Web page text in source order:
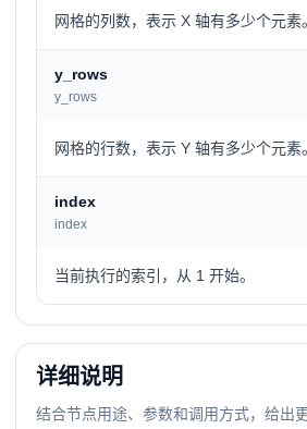
网格的列数，表示 X 轴有多少个元素。
y_rows
y_rows
网格的行数，表示 Y 轴有多少个元素。
index
index
当前执行的索引，从 1 开始。
详细说明
结合节点用途、参数和调用方式，给出